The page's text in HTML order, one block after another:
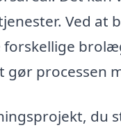
Ved
processen
du